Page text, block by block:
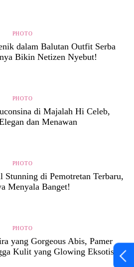
PHOTO
dalam Balutan Outfit Serba
Bikin Netizen Nyebut!
PHOTO
di Majalah Hi Celeb,
dan Menawan
PHOTO
di Pemotretan Terbaru,
Menyala Banget!
PHOTO
yang Gorgeous Abis, Pamer
Kulit yang Glowing Eksotis